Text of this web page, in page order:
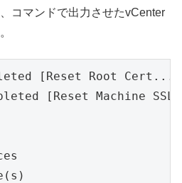
コマンドで出力させたvCenter
[Reset Root Cert...]
[Reset Machine